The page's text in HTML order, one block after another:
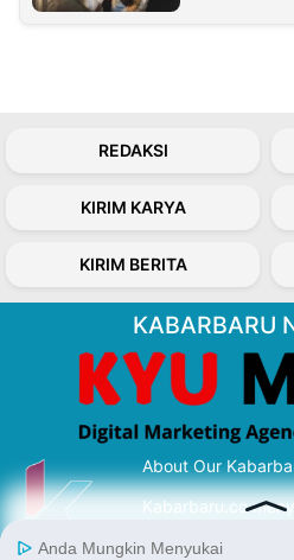
REDAKSI
KIRIM KARYA
KIRIM BERITA
KABARBARU
About Our
Kabarbaru.co
serta terverifikasi